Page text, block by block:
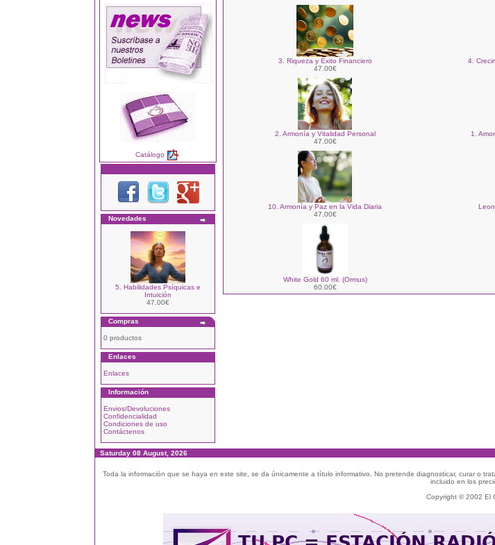
Catálogo
Novedades
5. Habilidades Psíquicas e
Intuición
47.00€
Compras
0 productos
Enlaces
Enlaces
Información
Envios/Devoluciones
Confidencialidad
Condiciones de uso
Contáctenos
3. Riqueza y Éxito Financiero
47.00€
4.
2. Armonía y Vitalidad Personal
47.00€
1.
10. Armonía y Paz en la Vida Diaria
47.00€
White Gold 60 ml. (Ormus)
60.00€
Saturday 08 August, 2026
Toda la información que se haya en este site, se da únicamente a título informativo. No pretende diagnosticar, curar o
incluido en los
Copyright © 2002 El